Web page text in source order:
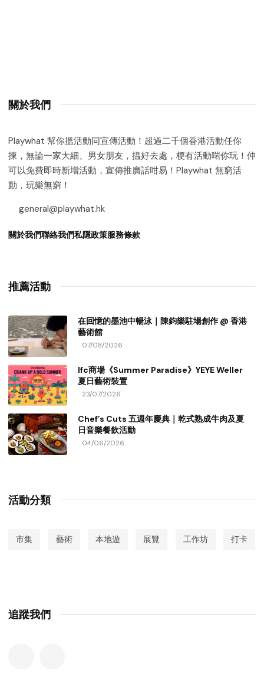
關於我們
Playwhat 幫你搵活動同宣傳活動！超過二千個香港活動任你
揀，無論一家大細、男女朋友，揾好去處，梗有活動啱你玩！仲
可以免費即時新增活動，宣傳推廣話咁易！Playwhat 無窮活
動，玩樂無窮！
general@playwhat.hk
關於我們聯絡我們私隱政策服務條款
推薦活動
在回憶的墨池中暢泳｜陳鈞樂駐場創作 @ 香港
藝術館
07/08/2026
Ifc商場《Summer Paradise》YEYE Weller
夏日藝術裝置
23/07/2026
Chef’s Cuts 五週年慶典｜乾式熟成牛肉及夏
日音樂餐飲活動
04/06/2026
活動分類
市集 藝術 本地遊 展覽 工作坊 打卡
追蹤我們